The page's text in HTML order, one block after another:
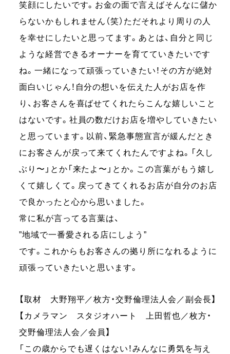
笑顔にしたいです。お金の面で言えばそんなに儲か
らないかもしれません（笑）ただそれより周りの人
を幸せにしたいと思ってます。あとは、自分と同じ
ような経営できるオーナーを育てていきたいです
ね。一緒になって頑張っていきたい！その方が絶対
面白いじゃん！自分の想いを伝えた人がお店を作
り、お客さんを喜ばせてくれたらこんな嬉しいこと
はないです。社員の数だけお店を増やしていきたい
と思っています。以前、緊急事態宣言が緩んだとき
にお客さんが戻って来てくれたんですよね。「久し
ぶり〜」とか「来たよ〜」とか。この言葉がもう嬉し
くて嬉しくて。戻ってきてくれるお店が自分のお店
で良かったと心から思いました。
常に私が言ってる言葉は、
”地域で一番愛される店にしよう”
です。これからもお客さんの拠り所になれるように
頑張っていきたいと思います。
【取材 大野翔平／枚方・交野倫理法人会／副会長】
【カメラマン スタジオハート 上田哲也／枚方・
交野倫理法人会／会員】
「この歳からでも遅くはない！みんなに勇気を与え